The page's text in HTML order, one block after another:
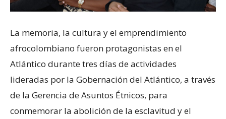
La memoria, la cultura y el emprendimiento
afrocolombiano fueron protagonistas en el
Atlántico durante tres días de actividades
lideradas por la Gobernación del Atlántico, a través
de la Gerencia de Asuntos Étnicos, para
conmemorar la abolición de la esclavitud y el